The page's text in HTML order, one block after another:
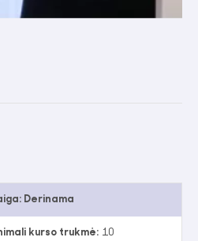
Derinama
kurso trukmė: 10